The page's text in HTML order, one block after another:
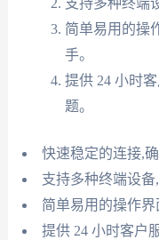
支持多种终端
简单易用的操
手。
提供 24 小时
题。
快速稳定的连接,
支持多种终端设备
简单易用的操作界
提供 24 小时客户